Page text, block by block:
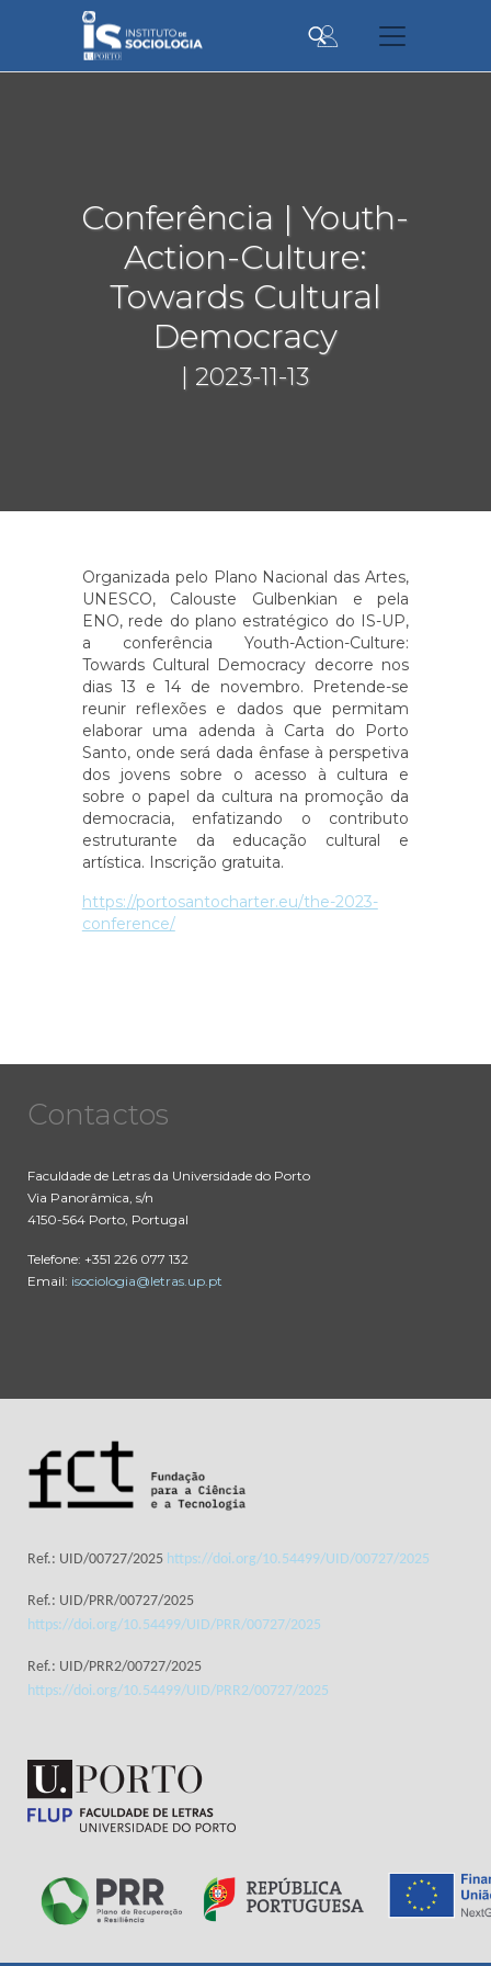
conteúdo
Conferência | Youth-
Action-Culture:
Towards Cultural
Democracy
| 2023-11-13
Organizada pelo Plano Nacional das Artes,
UNESCO, Calouste Gulbenkian e pela
ENO, rede do plano estratégico do IS-UP,
a conferência Youth-Action-Culture:
Towards Cultural Democracy decorre nos
dias 13 e 14 de novembro. Pretende-se
reunir reflexões e dados que permitam
elaborar uma adenda à Carta do Porto
Santo, onde será dada ênfase à perspetiva
dos jovens sobre o acesso à cultura e
sobre o papel da cultura na promoção da
democracia, enfatizando o contributo
estruturante da educação cultural e
artística. Inscrição gratuita.
https://portosantocharter.eu/the-2023-
conference/
Contactos
Faculdade de Letras da Universidade do Porto
Via Panorâmica, s/n
4150-564 Porto, Portugal
Telefone: +351 226 077 132
Email: isociologia@letras.up.pt
Ref.: UID/00727/2025 https://doi.org/10.54499/UID/00727/2025
Ref.: UID/PRR/00727/2025
https://doi.org/10.54499/UID/PRR/00727/2025
Ref.: UID/PRR2/00727/2025
https://doi.org/10.54499/UID/PRR2/00727/2025